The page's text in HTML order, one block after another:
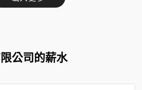
公司的薪水